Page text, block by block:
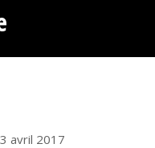
avril 2017